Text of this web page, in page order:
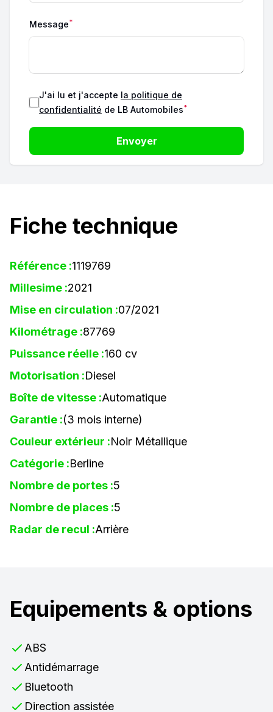
Message*
J'ai lu et j'accepte la politique de
confidentialité de LB Automobiles*
Envoyer
Fiche technique
Référence :1119769
Millesime :2021
Mise en circulation :07/2021
Kilométrage :87769
Puissance réelle :160 cv
Motorisation :Diesel
Boîte de vitesse :Automatique
Garantie :(3 mois interne)
Couleur extérieur :Noir Métallique
Catégorie :Berline
Nombre de portes :5
Nombre de places :5
Radar de recul :Arrière
Equipements & options
ABS
Antidémarrage
Bluetooth
Direction assistée